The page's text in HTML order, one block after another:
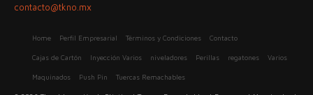
contacto@tkno.mx
Home Perfil Empresarial Términos y Condiciones Contacto
Cajas de Cartón Inyección Varios niveladores Perillas regatones Varios
Maquinados Push Pin Tuercas Remachables